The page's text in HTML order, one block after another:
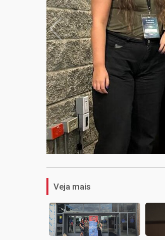
Veja mais